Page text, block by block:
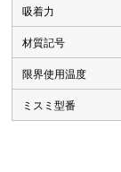
吸着力
材質記号
限界使用温度
ミスミ型番